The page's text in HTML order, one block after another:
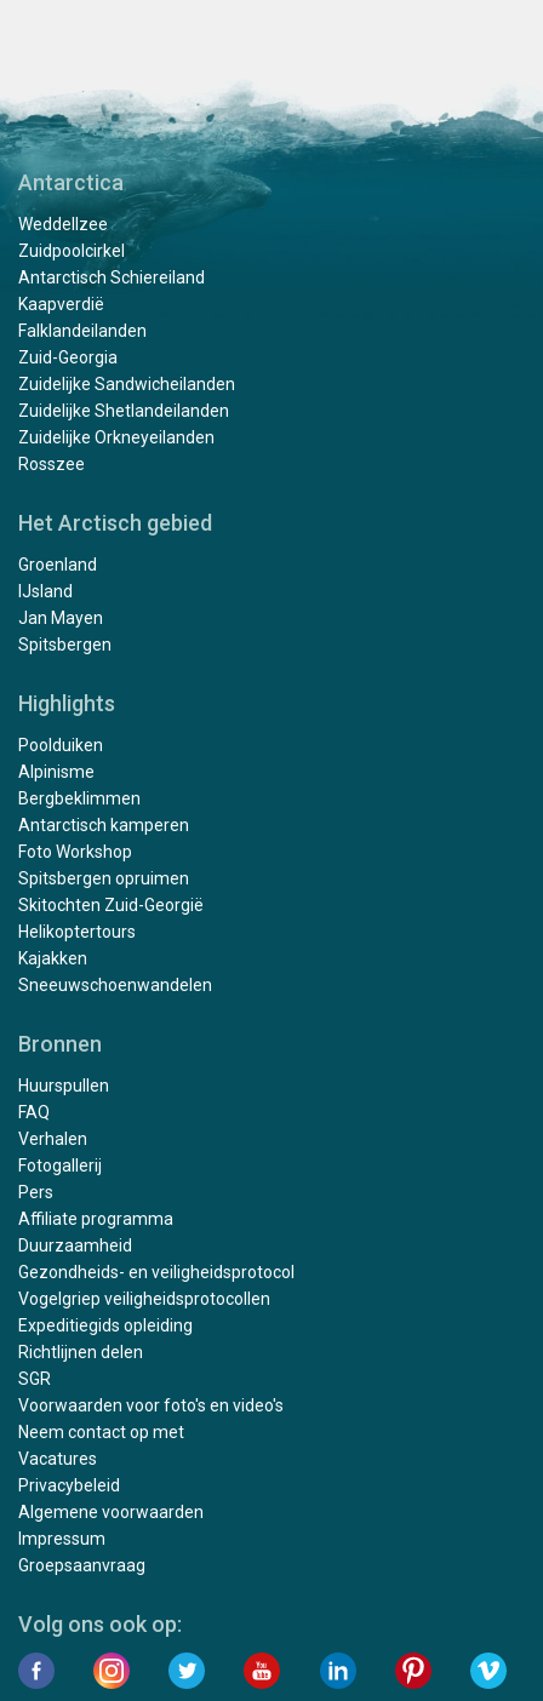
Antarctica
Weddellzee
Zuidpoolcirkel
Antarctisch Schiereiland
Kaapverdië
Falklandeilanden
Zuid-Georgia
Zuidelijke Sandwicheilanden
Zuidelijke Shetlandeilanden
Zuidelijke Orkneyeilanden
Rosszee
Het Arctisch gebied
Groenland
IJsland
Jan Mayen
Spitsbergen
Highlights
Poolduiken
Alpinisme
Bergbeklimmen
Antarctisch kamperen
Foto Workshop
Spitsbergen opruimen
Skitochten Zuid-Georgië
Helikoptertours
Kajakken
Sneeuwschoenwandelen
Bronnen
Huurspullen
FAQ
Verhalen
Fotogallerij
Pers
Affiliate programma
Duurzaamheid
Gezondheids- en veiligheidsprotocol
Vogelgriep veiligheidsprotocollen
Expeditiegids opleiding
Richtlijnen delen
SGR
Voorwaarden voor foto's en video's
Neem contact op met
Vacatures
Privacybeleid
Algemene voorwaarden
Impressum
Groepsaanvraag
Volg ons ook op: